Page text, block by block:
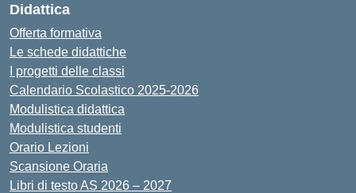
Didattica
Offerta formativa
Le schede didattiche
I progetti delle classi
Calendario Scolastico 2025-2026
Modulistica didattica
Modulistica studenti
Orario Lezioni
Scansione Oraria
Libri di testo AS 2026 – 2027